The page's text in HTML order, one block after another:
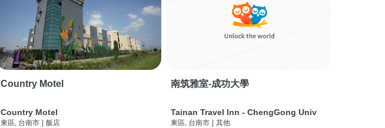
Country Motel
Country Motel
東區, 台南市 飯店
南筑雅室-成功大學
Tainan Travel Inn - ChengGong Univ
東區, 台南市 其他